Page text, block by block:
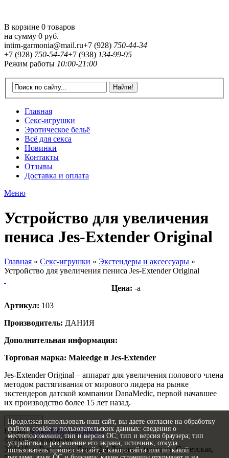
В корзине 0 товаров
на сумму 0 руб.
intim-garmonia@mail.ru+7 (928) 750-44-34
+7 (928) 750-54-74+7 (938) 134-99-95
Режим работы 10:00-21:00
Главная
Секс-игрушки
Эротическое бельё
Всё для секса
Новинки
Контакты
Отзывы
Доставка и оплата
Меню
Устройство для увеличения
пениса Jes-Extender Original
Главная » Секс-игрушки » Экстендеры и аксессуары »
Устройство для увеличения пениса Jes-Extender Original
Цена: -a
Артикул: 103
Производитель: ДАНИЯ
Дополнительная информация:
Торговая марка: Maleedge и Jes-Extender
Jes-Extender Original – аппарат для увеличения полового члена
методом растягивания от мирового лидера на рынке
экстендеров датской компании DanaMedic, первой начавшее
их производство более 15 лет назад.
В корзину
E-mail:sexgarmoniya@mail.ru
© 2023 «Гармония»
344019, г.Ростов-на-Дону,2-я Линия, 1 (угол ул. Советская,
Продолжая использовать наш сайт, вы даете согласие на обработку
файлов cookie и пользовательских данных: сведения о
местоположении; тип и версия ОС; тип и версия браузера; тип
устройства и разрешение его экрана; источник, откуда
пользователь пришел на сайт; с какого сайта или по какой